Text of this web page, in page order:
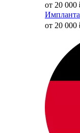
от 20 000
от 20 000